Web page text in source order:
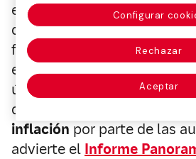
está afrontando un nuevo
de la reaparición del patrón
forma de
, una
es nueva, se ha
últimos trimestres, lo que
de los precios y de las
inflación por parte de las
advierte el Informe
Configurar
Rechazar
Aceptar